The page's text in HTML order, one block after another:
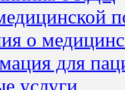
о
для